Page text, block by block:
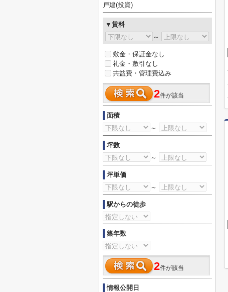
戸建(投資)
▼賃料
～
敷金・保証金なし
礼金・敷引なし
共益費・管理費込み
2件が該当
面積
～
坪数
～
坪単価
～
駅からの徒歩
築年数
2件が該当
情報公開日